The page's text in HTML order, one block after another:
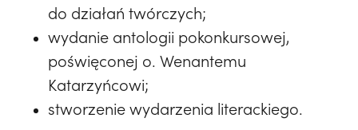
do działań twórczych;
wydanie antologii pokonkursowej,
poświęconej o. Wenantemu
Katarzyńcowi;
stworzenie wydarzenia literackiego.